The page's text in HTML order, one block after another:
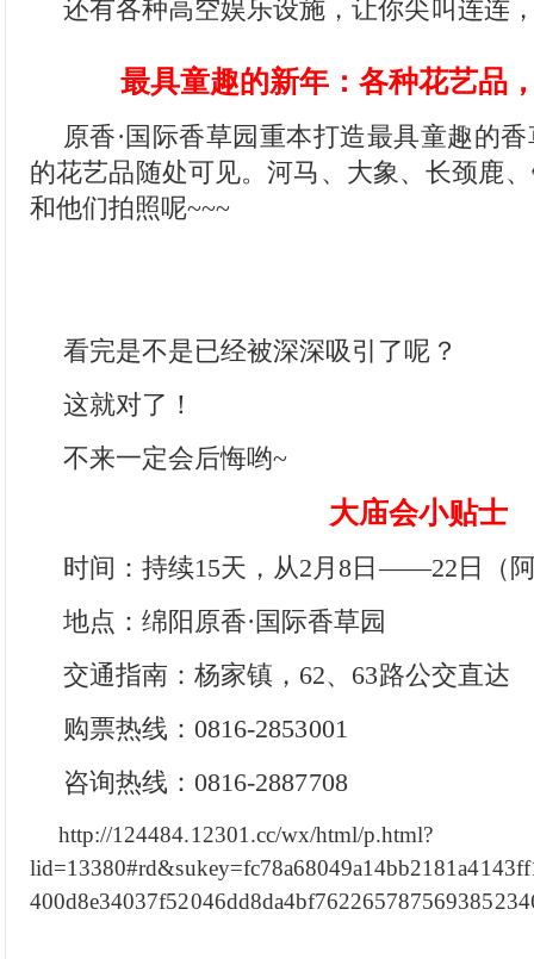
还有各种高空娱乐设施，让你尖叫连连
最具童趣的新年：各种花艺品
原香·国际香草园重本打造最具童趣的
的花艺品随处可见。河马、大象、长颈鹿
和他们拍照呢~~~
看完是不是已经被深深吸引了呢？
这就对了！
不来一定会后悔哟~
大庙会小贴士
时间：持续15天，从2月8日——22日（
地点：绵阳原香·国际香草园
交通指南：杨家镇，62、63路公交直达
购票热线：0816-2853001
咨询热线：0816-2887708
http://124484.12301.cc/wx/html/p.html?